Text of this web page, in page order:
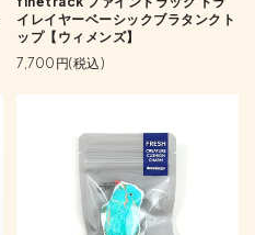
イレイヤーベーシックブラタンクト
ップ【ウィメンズ】
7,700円(税込)